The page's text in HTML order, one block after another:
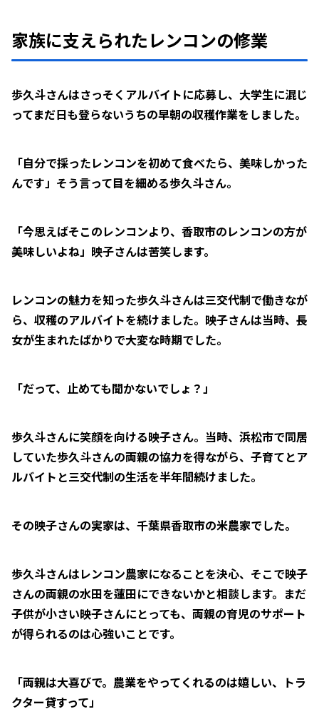
家族に支えられたレンコンの修業
歩久斗さんはさっそくアルバイトに応募し、大学生に混じ
ってまだ日も登らないうちの早朝の収穫作業をしました。
「自分で採ったレンコンを初めて食べたら、美味しかった
んです」そう言って目を細める歩久斗さん。
「今思えばそこのレンコンより、香取市のレンコンの方が
美味しいよね」映子さんは苦笑します。
レンコンの魅力を知った歩久斗さんは三交代制で働きなが
ら、収穫のアルバイトを続けました。映子さんは当時、長
女が生まれたばかりで大変な時期でした。
「だって、止めても聞かないでしょ？」
歩久斗さんに笑顔を向ける映子さん。当時、浜松市で同居
していた歩久斗さんの両親の協力を得ながら、子育てとア
ルバイトと三交代制の生活を半年間続けました。
その映子さんの実家は、千葉県香取市の米農家でした。
歩久斗さんはレンコン農家になることを決心、そこで映子
さんの両親の水田を蓮田にできないかと相談します。まだ
子供が小さい映子さんにとっても、両親の育児のサポート
が得られるのは心強いことです。
「両親は大喜びで。農業をやってくれるのは嬉しい、トラ
クター貸すって」